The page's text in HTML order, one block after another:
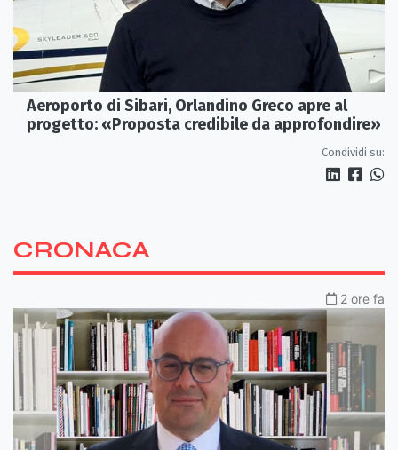
Aeroporto di Sibari, Orlandino Greco apre al
progetto: «Proposta credibile da approfondire»
Condividi su:
CRONACA
2 ore fa